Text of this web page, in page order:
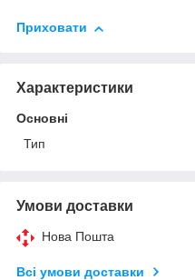
Приховати
Характеристики
Основні
Тип
Умови доставки
Нова Пошта
Всі умови доставки